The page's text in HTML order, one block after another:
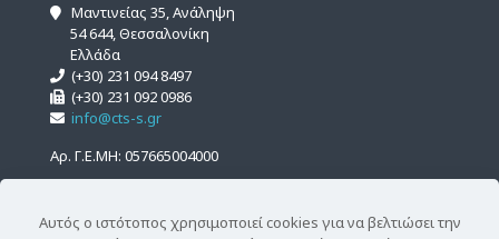
Μαντινείας 35, Ανάληψη
54 644, Θεσσαλονίκη
Ελλάδα
(+30) 231 094 8497
(+30) 231 092 0986
info@cts-s.gr
Αρ. Γ.Ε.ΜΗ: 057665004000
Αυτός ο ιστότοπος χρησιμοποιεί cookies για να βελτιώσει την